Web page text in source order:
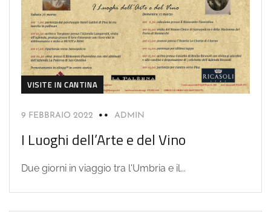
VISITE IN CANTINA
9 FEBBRAIO 2022 ADMIN
I Luoghi dell’Arte e del Vino
Due giorni in viaggio tra l'Umbria e il...